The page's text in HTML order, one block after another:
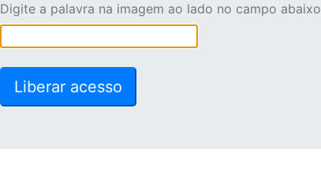
Digite a palavra na imagem ao lado no campo abaixo